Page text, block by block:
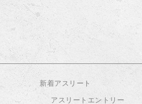
新着アスリート
アスリートエントリー